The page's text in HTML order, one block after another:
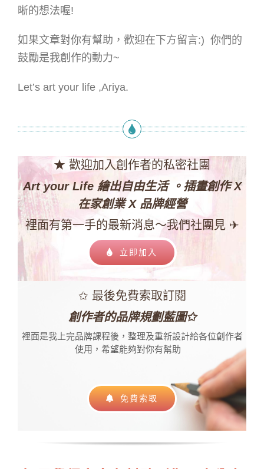
晰的想法喔!
如果文章對你有幫助，歡迎在下方留言:) 你們的
鼓勵是我創作的動力~
Let’s art your life ,Ariya.
★ 歡迎加入創作者的私密社團
Art your Life 繪出自由生活 。插畫創作 X
在家創業 X 品牌經營
裡面有第一手的最新消息～我們社團見 ✈
立即加入
✩ 最後免費索取訂閱
創作者的品牌規劃藍圖✩
裡面是我上完品牌課程後， 整理及重新設計給各位創作者
使用，希望能夠對你有幫助
免費索取